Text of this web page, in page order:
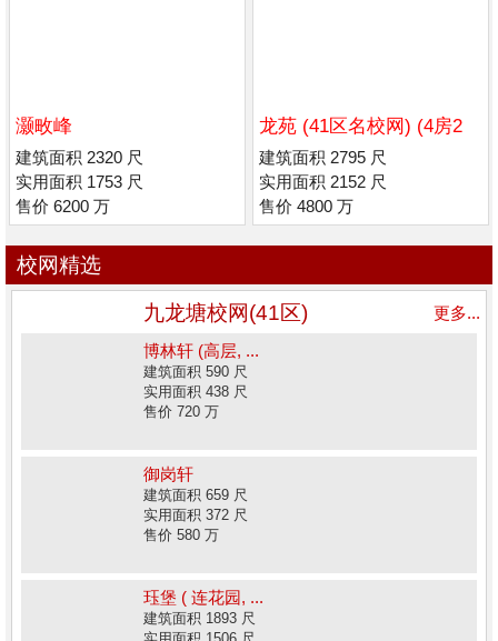
灏畋峰
建筑面积 2320 尺
实用面积 1753 尺
售价 6200 万
龙苑 (41区名校网) (4房2
套) (低密度)
建筑面积 2795 尺
实用面积 2152 尺
售价 4800 万
校网精选
九龙塘校网(41区)
更多...
博林轩 (高层, ...
建筑面积 590 尺
实用面积 438 尺
售价 720 万
御岗轩
建筑面积 659 尺
实用面积 372 尺
售价 580 万
珏堡 ( 连花园, ...
建筑面积 1893 尺